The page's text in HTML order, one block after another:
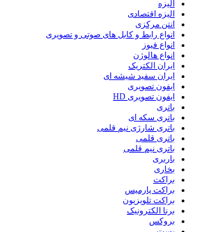
الیزه
الیزه اقتصادی
انتن مرکزی
انواع رابط و کابل های صوتی و تصویری
انواع فیوز
انواع هالوژن
ایران الکتریک
ایران سفید شیشه ای
ایفون تصویری
ایفون تصویری HD
باتری
باتری سکه ای
باتری شارژی نیم قلمی
باتری قلمی
باتری نیم قلمی
باربری
بخاری
براکت
براکت پارمیس
براکت تلویزیون
برنا الکترونیک
بروکس